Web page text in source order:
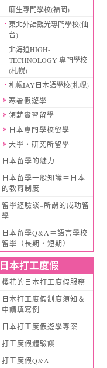
麻生專門學校(福岡)
東北外語觀光專門學校(仙
台)
北海道HIGH-
TECHNOLOGY 專門學校
(札幌)
札幌IAY日本語學校(札幌)
寒暑假遊學
領薪實習留學
日本專門學校留學
大學・研究所留學
日本留學的魅力
日本留學一般知識＝日本
的教育制度
留學經驗談–所謂的成功留
學
日本留學Q&A＝語言學校
留學（長期・短期）
日本打工度假
櫻花的日本打工度假服務
日本打工度假制度須知＆
申請填寫例
日本打工度假遊學專案
打工度假體驗談
打工度假Q&A